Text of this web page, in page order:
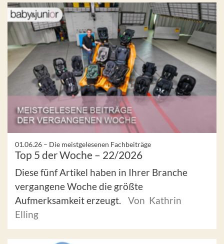
01.06.26 – Die meistgelesenen Fachbeiträge
Top 5 der Woche – 22/2026
Diese fünf Artikel haben in Ihrer Branche
vergangene Woche die größte
Aufmerksamkeit erzeugt.
Von Kathrin
Elling